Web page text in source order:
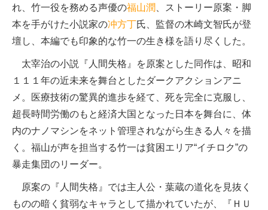
れ、竹一役を務める声優の福山潤 、ストーリー原案・脚
本を手がけた小説家の冲方丁氏、監督の木崎文智氏が登
壇し、本編でも印象的な竹一の生き様を語り尽くした。
太宰治の小説『人間失格』を原案とした同作は、昭和
１１１年の近未来を舞台としたダークアクションアニ
メ。医療技術の驚異的進歩を経て、死を完全に克服し、
超長時間労働のもと経済大国となった日本を舞台に、体
内のナノマシンをネット管理されながら生きる人々を描
く。福山が声を担当する竹一は貧困エリア“イチロク”の
暴走集団のリーダー。
原案の『人間失格』では主人公・葉蔵の道化を見抜く
ものの暗く貧弱なキャラとして描かれていたが、『ＨＵ